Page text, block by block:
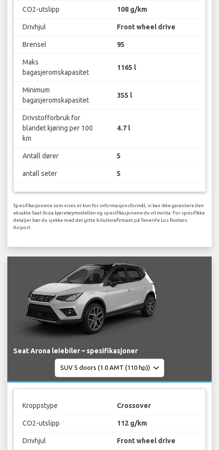
CO2-utslipp 108 g/km
Drivhjul Front wheel drive
Brensel 95
Maks
bagasjeromskapasitet
1165 l
Minimum
bagasjeromskapasitet
355 l
Drivstofforbruk for
blandet kjøring per 100
km
4.7 l
Antall dører 5
antall seter 5
Spesifikasjonene som vises er kun for informasjonsformål, vi kan ikke garantere den
eksakte Seat Ibiza kjøretøymodellen og spesifikasjonene du vil motta. For spesifikke
detaljer bør du sjekke med det gitte bilutleiefirmaet på Tenerife Los Rodeos
Airport.
Seat Arona leiebiler – spesifikasjoner
Kroppstype Crossover
CO2-utslipp 112 g/km
Drivhjul Front wheel drive